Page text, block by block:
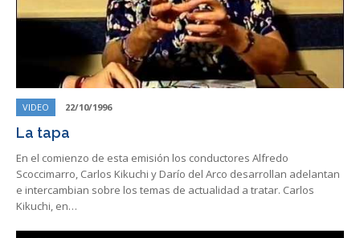
VIDEO 22/10/1996
La tapa
En el comienzo de esta emisión los conductores Alfredo
Scoccimarro, Carlos Kikuchi y Darío del Arco desarrollan adelantan
e intercambian sobre los temas de actualidad a tratar. Carlos
Kikuchi, en…